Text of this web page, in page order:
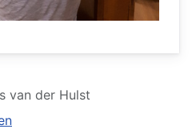
van der Hulst